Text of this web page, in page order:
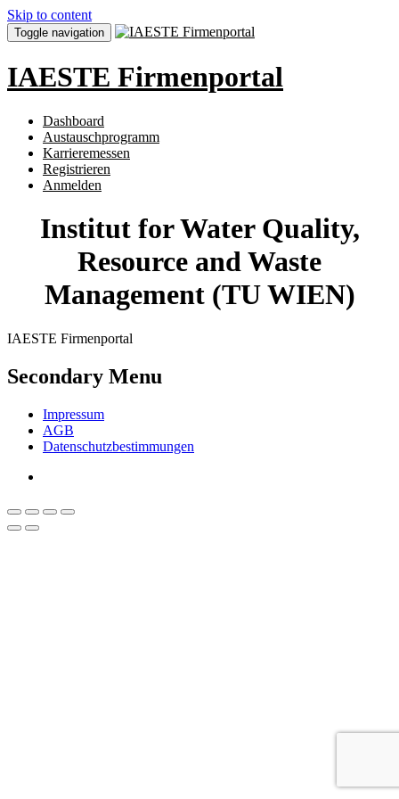
Skip to content
Toggle navigation
IAESTE Firmenportal
Dashboard
Austauschprogramm
Karrieremessen
Registrieren
Anmelden
Institut for Water Quality,
Resource and Waste
Management (TU WIEN)
IAESTE Firmenportal
Secondary Menu
Impressum
AGB
Datenschutzbestimmungen